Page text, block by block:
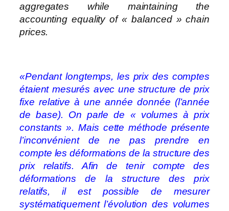
aggregates while maintaining the
accounting equality of « balanced » chain
prices.
«Pendant longtemps, les prix des comptes
étaient mesurés avec une structure de prix
fixe relative à une année donnée (l’année
de base). On parle de « volumes à prix
constants ». Mais cette méthode présente
l’inconvénient de ne pas prendre en
compte les déformations de la structure des
prix relatifs. Afin de tenir compte des
déformations de la structure des prix
relatifs, il est possible de mesurer
systématiquement l’évolution des volumes